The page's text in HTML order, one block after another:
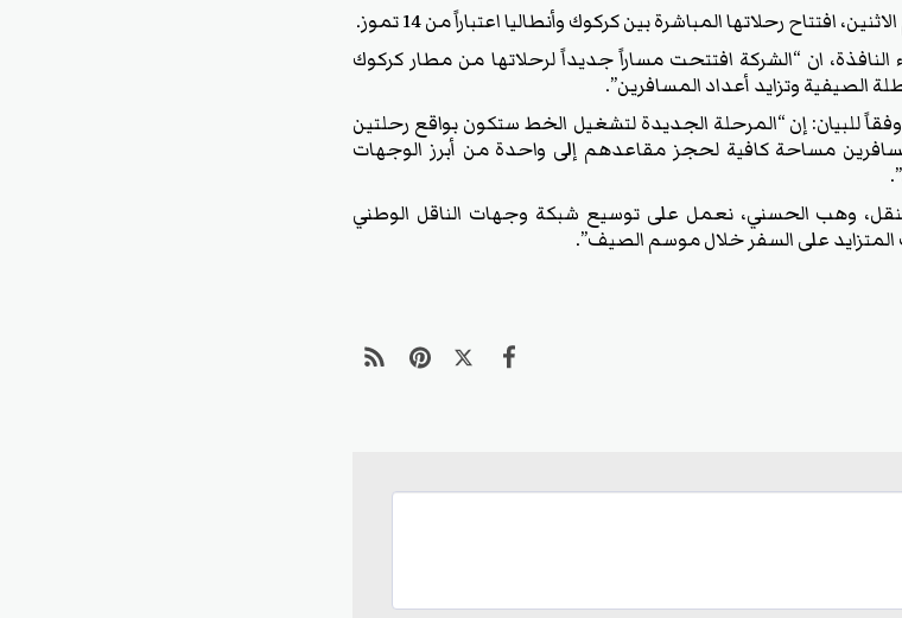
افتتاح رحلاتها المباشرة بين كركوك وأنطاليا اعتباراً من 14 تموز.
النافذة، ان “الشركة افتتحت مساراً جديداً لرحلاتها من مطار كركوك
الصيفية وتزايد أعداد المسافرين”.
للبيان: إن “المرحلة الجديدة لتشغيل الخط ستكون بواقع رحلتين
مساحة كافية لحجز مقاعدهم إلى واحدة من أبرز الوجهات
وهب الحسني، نعمل على توسيع شبكة وجهات الناقل الوطني
المتزايد على السفر خلال موسم الصيف”.